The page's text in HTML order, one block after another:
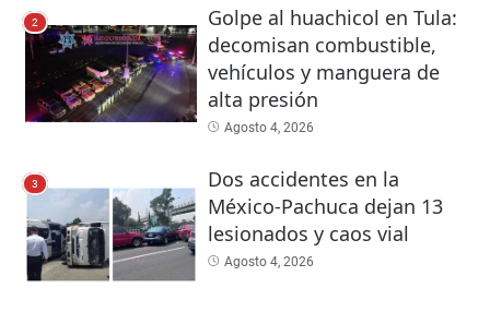
2
Golpe al huachicol en Tula:
decomisan combustible,
vehículos y manguera de
alta presión
Agosto 4, 2026
3
Dos accidentes en la
México-Pachuca dejan 13
lesionados y caos vial
Agosto 4, 2026